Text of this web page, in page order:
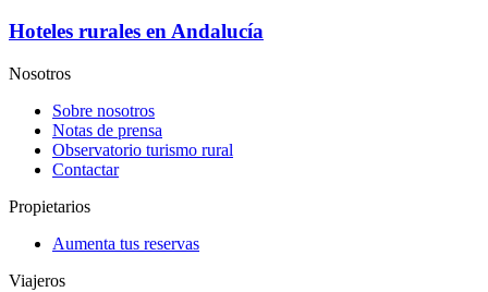
Hoteles rurales en Andalucía
Nosotros
Sobre nosotros
Notas de prensa
Observatorio turismo rural
Contactar
Propietarios
Aumenta tus reservas
Viajeros